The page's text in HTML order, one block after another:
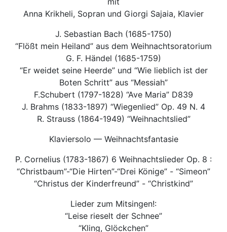
Anna Krikheli, Sopran und Giorgi Sajaia, Klavier
J. Sebastian Bach (1685-1750)
“Flößt mein Heiland” aus dem Weihnachtsoratorium
G. F. Händel (1685-1759)
“Er weidet seine Heerde” und “Wie lieblich ist der
Boten Schritt” aus “Messiah”
F.Schubert (1797-1828) “Ave Maria” D839
J. Brahms (1833-1897) “Wiegenlied” Op. 49 N. 4
R. Strauss (1864-1949) “Weihnachtslied”
Klaviersolo — Weihnachtsfantasie
P. Cornelius (1783-1867) 6 Weihnachtslieder Op. 8 :
“Christbaum”-“Die Hirten”-“Drei Könige” - “Simeon”
“Christus der Kinderfreund” - “Christkind”
Lieder zum Mitsingen!:
“Leise rieselt der Schnee”
“Kling, Glöckchen”